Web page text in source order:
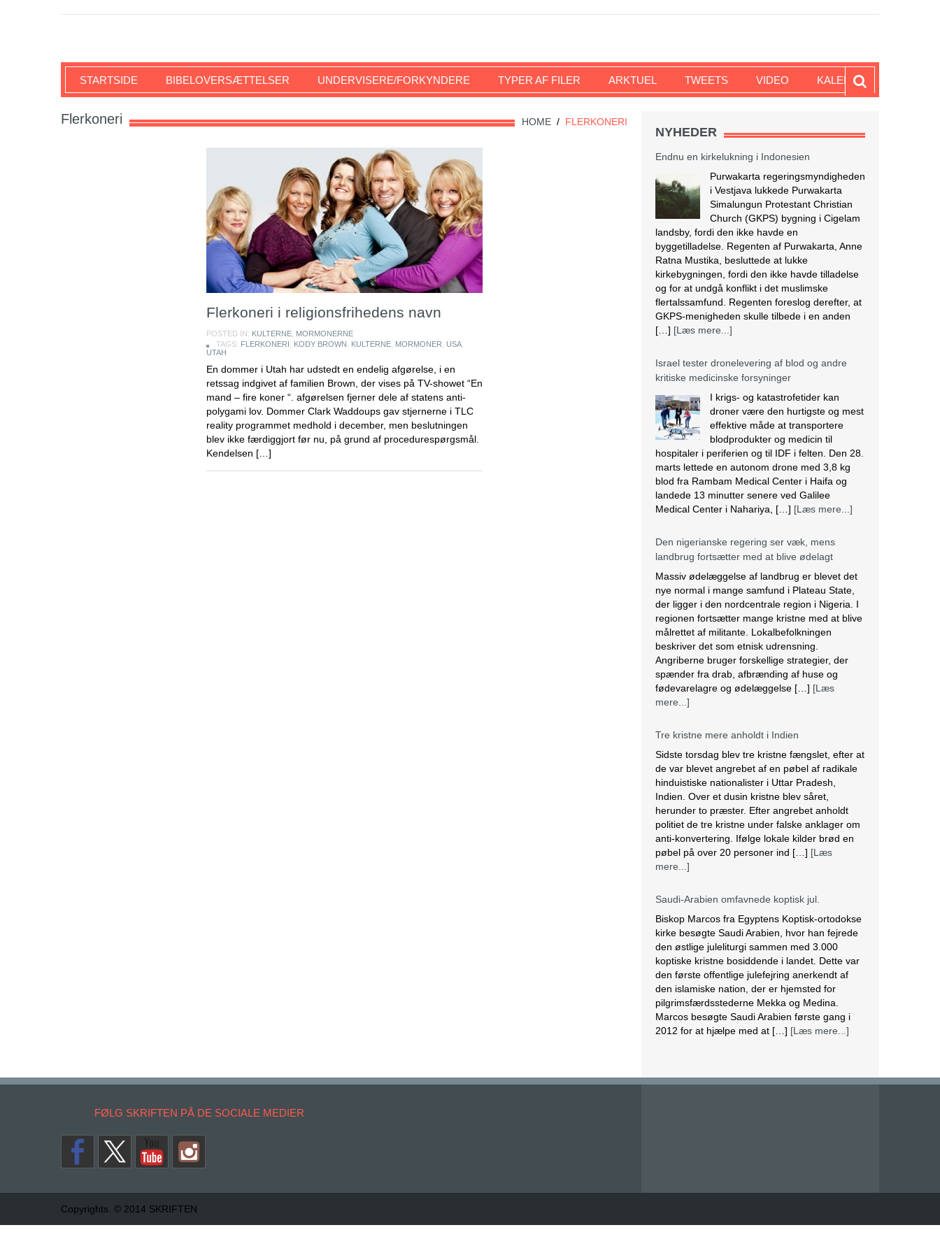
SKRIFTEN
STARTSIDE BIBELOVERSÆTTELSER UNDERVISERE/FORKYNDERE TYPER AF FILER ARKTUEL TWEETS VIDEO KALENDER
HOME / FLERKONERI
Flerkoneri
Flerkoneri i religionsfrihedens navn
POSTED IN: KULTERNE, MORMONERNE
TAGS: FLERKONERI KODY BROWN KULTERNE, MORMONER USA,
UTAH
En dommer i Utah har udstedt en endelig afgørelse, i en
retssag indgivet af familien Brown, der vises på TV-showet “En
mand – fire koner “. afgørelsen fjerner dele af statens anti-
polygami lov. Dommer Clark Waddoups gav stjernerne i TLC
reality programmet medhold i december, men beslutningen
blev ikke færdiggjort før nu, på grund af procedurespørgsmål.
Kendelsen […]
NYHEDER
Endnu en kirkelukning i Indonesien
Purwakarta regeringsmyndigheden
i Vestjava lukkede Purwakarta
Simalungun Protestant Christian
Church (GKPS) bygning i Cigelam
landsby, fordi den ikke havde en
byggetilladelse. Regenten af Purwakarta, Anne
Ratna Mustika, besluttede at lukke
kirkebygningen, fordi den ikke havde tilladelse
og for at undgå konflikt i det muslimske
flertalssamfund. Regenten foreslog derefter, at
GKPS-menigheden skulle tilbede i en anden
[…] [Læs mere...]
Israel tester dronelevering af blod og andre
kritiske medicinske forsyninger
I krigs- og katastrofetider kan
droner være den hurtigste og mest
effektive måde at transportere
blodprodukter og medicin til
hospitaler i periferien og til IDF i felten. Den 28.
marts lettede en autonom drone med 3,8 kg
blod fra Rambam Medical Center i Haifa og
landede 13 minutter senere ved Galilee
Medical Center i Nahariya, […] [Læs mere...]
Den nigerianske regering ser væk, mens
landbrug fortsætter med at blive ødelagt
Massiv ødelæggelse af landbrug er blevet det
nye normal i mange samfund i Plateau State,
der ligger i den nordcentrale region i Nigeria. I
regionen fortsætter mange kristne med at blive
målrettet af militante. Lokalbefolkningen
beskriver det som etnisk udrensning.
Angriberne bruger forskellige strategier, der
spænder fra drab, afbrænding af huse og
fødevarelagre og ødelæggelse […] [Læs
mere...]
Tre kristne mere anholdt i Indien
Sidste torsdag blev tre kristne fængslet, efter at
de var blevet angrebet af en pøbel af radikale
hinduistiske nationalister i Uttar Pradesh,
Indien. Over et dusin kristne blev såret,
herunder to præster. Efter angrebet anholdt
politiet de tre kristne under falske anklager om
anti-konvertering. Ifølge lokale kilder brød en
pøbel på over 20 personer ind […] [Læs
mere...]
Saudi-Arabien omfavnede koptisk jul.
Biskop Marcos fra Egyptens Koptisk-ortodokse
kirke besøgte Saudi Arabien, hvor han fejrede
den østlige juleliturgi sammen med 3.000
koptiske kristne bosiddende i landet. Dette var
den første offentlige julefejring anerkendt af
den islamiske nation, der er hjemsted for
pilgrimsfærdsstederne Mekka og Medina.
Marcos besøgte Saudi Arabien første gang i
2012 for at hjælpe med at […] [Læs mere...]
lovændring
vist på nationalt […][Læs mere...]
Abbas erklærer alle aftaler med Israel og USA
FØLG SKRIFTEN PÅ DE SOCIALE MEDIER
Copyrights. © 2014 SKRIFTEN